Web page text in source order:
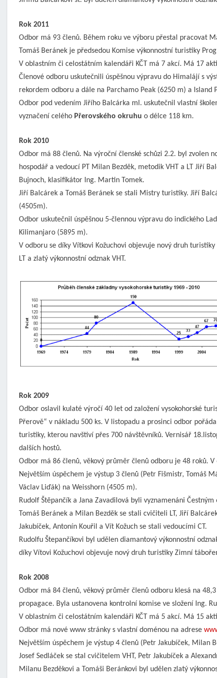
Rok 2011
Odbor má 93 členů. Během roku ve výboru přestal pracovat
Tomáš Beránek je předsedou Komise výkonnostní turistiky
V oblastním či celostátním kalendáři KČT má 7 akcí. Má 17
Členové odboru uskutečnili úspěšnou výpravu do Himalájí s
rekordem odboru a dále na Parchamo Peak (6250 m) a Island
Odbor pod vedením Jiřího Balcárka ml. uskutečnil vlastní
vyznačení celého Přerovského okruhu o délce 118 km.
Rok 2010
Odbor má 88 členů. Na výroční členské schůzi 2.2. byl zvolen
hospodář a vedoucí PT Milan Bezděk, metodik VHT a LT Jiří
Bujnoch, klasifikátor Ing. Martin Tomek.
Jiří Balcárek a Tomáš Beránek se stali Mistry turistiky. Jiří
(4505m).
Odbor uskutečnil úspěšnou 5-člennou výpravu do indického
Kilimanjaro (5895 m).
V odboru se díky Vítkovi Kožuchovi objevuje nový druh
LT a zlatý výkonnostní odznak VHT.
Rok 2009
Odbor oslavil kulaté výročí 40 let od založení vysokohorské
Přerově“ v nákladu 500 ks. V listopadu a prosinci odbor
turistiky, kterou navštiví přes 700 návštěvníků. Vernisář
dalších hostů.
Odbor má 86 členů, věkový průměr členů odboru je 48 roků.
Největším úspěchem je výstup 3 členů (Petr Fišmistr, Tomáš
Václav Liďák) na Weisshorn (4505 m).
Rudolf Štěpančík a Jana Zavadilová byli vyznamenáni
Tomáš Beránek a Milan Bezděk se stali cvičiteli LT, Jiří
Jakubíček, Antonín Kouřil a Vít Kožuch se stali vedoucími CT.
Rudolfu Štepančíkovi byl udělen diamantový výkonnostní
díky Vítovi Kožuchovi objevuje nový druh turistiky Zimní
Rok 2008
Odbor má 84 členů, věkový průměr členů odboru klesá na
propagace. Byla ustanovena kontrolní komise ve složení Ing.
V oblastním či celostátním kalendáři KČT má 5 akcí. Má 15
Odbor má nové www stránky s vlastní doménou na adrese
Největším úspěchem je výstup 4 členů (Petr Jakubíček, Milan
Josef Sedláček se stal cvičitelem VHT, Petr Jakubíček a
Milanu Bezděkovi a Tomáši Beránkovi byl udělen zlatý